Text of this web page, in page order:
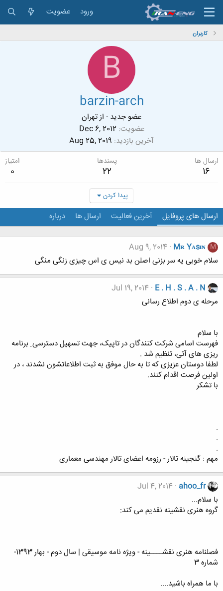
ورود عضویت
کاربران
B
barzin-arch
عضو جدید · ازتهران
عضویت Dec 6, 2012
آخرین بازدید Aug 25, 2019
ارسال ها
16
پسندها
22
امتیاز
0
پیدا کردن
ارسال های پروفایل آخرین فعالیت ارسال ها درباره
M
Mʀ Yᴀsɪɴ
Aug 9, 2014
سلام خوبی یه سر بزنی اصلن بد نیس ی اس چیزی زنگی منگی
E . H . S . A . N
Jul 19, 2014
مرحله ی دوم اطلاع رسانی
با سلام
فهرست اسامی شرکت کنندگان در تاپیک، جهت تسهیل دسترسی ِ برنامه
ریزی های آتی، تنظیم شد .
لطفا دوستان عزیزی که تا به حال موفق به ثبت اطلاعاتشون نشدند ، در
اولین فرصت اقدام کنند.
با تشکر
.
.
.
مهم : گنجینه تالار - رزومه اعضای تالار مهندسی معماری
ahoo_fr
Jul 4, 2014
با سلام...
گروه هنری نقشینه نقدیم می کند:
فصلنامه هنری نقشــــینه - ویژه نامه موسیقی | سال دوم - بهار 1393-
شماره 3
با ما همراه باشید....